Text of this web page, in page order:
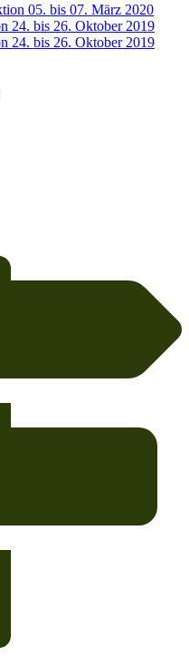
05. bis 07. März 2020
24. bis 26. Oktober 2019
24. bis 26. Oktober 2019